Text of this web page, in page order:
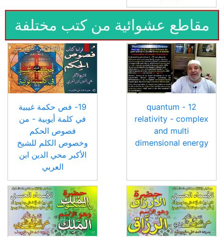
مقاطع عشوائية من كتب مختلفة
12 - quantum
relativity - complex
and multi
dimensional energy
19- فص حكمة غيبية
في كلمة أيوبية - من
فصوص الحكم
وخصوص الكلم للشيخ
الأكبر محي الدين ابن
العربي